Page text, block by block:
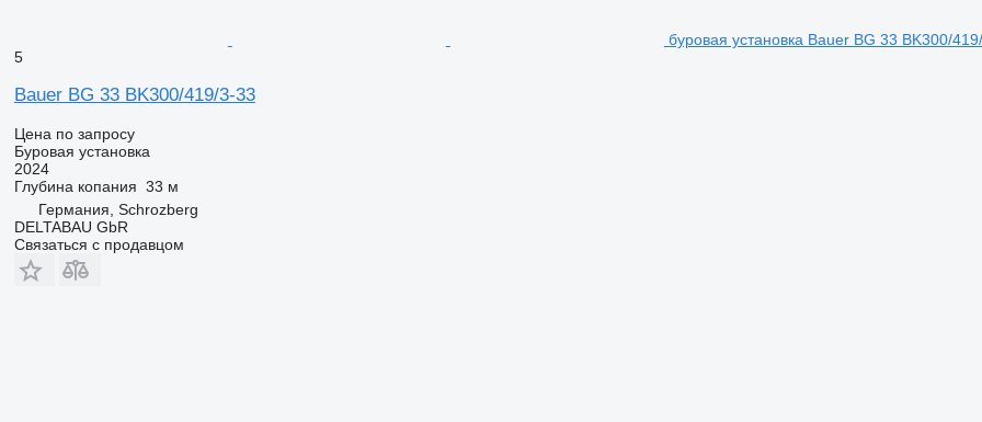
буровая установка Bauer BG 33 BK300/
5
Bauer BG 33 BK300/419/3-33
Цена по запросу
Буровая установка
2024
Глубина копания 33 м
Германия, Schrozberg
DELTABAU GbR
Связаться с продавцом